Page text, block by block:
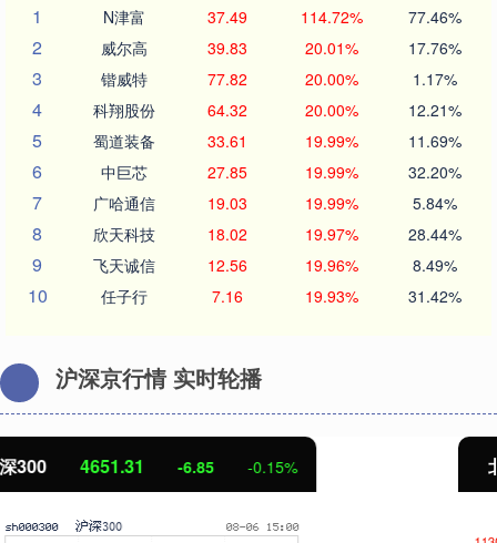
1
N津富 37.49 114.72% 77.46%
2 威尔高 39.83 20.01% 17.76%
3 锴威特 77.82 20.00% 1.17%
4 科翔股份 64.32 20.00% 12.21%
5 蜀道装备 33.61 19.99% 11.69%
6 中巨芯 27.85 19.99% 32.20%
7 广哈通信 19.03 19.99% 5.84%
8 欣天科技 18.02 19.97% 28.44%
9 飞天诚信 12.56 19.96% 8.49%
10 任子行 7.16 19.93% 31.42%
沪深京行情 实时轮播
北证50 1122.88 3.42